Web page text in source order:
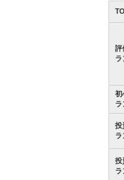
評
ラ
初
ラ
投
ラ
投
ラ